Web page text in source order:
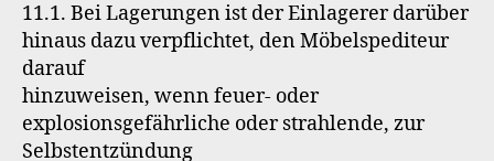
11.1. Bei Lagerungen ist der Einlagerer darüber
hinaus dazu verpflichtet, den Möbelspediteur
darauf
hinzuweisen, wenn feuer- oder
explosionsgefährliche oder strahlende, zur
Selbstentzündung